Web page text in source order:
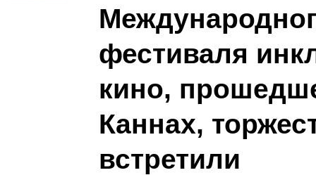
фестиваля
кино,
Каннах,
встретили